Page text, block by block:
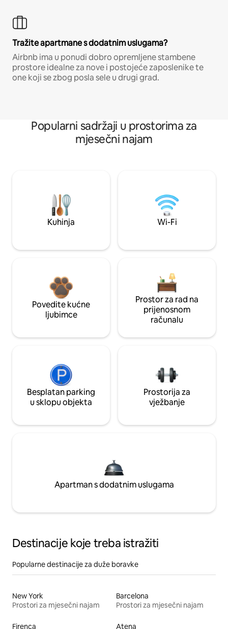
Tražite apartmane s dodatnim uslugama?
Airbnb ima u ponudi dobro opremljene stambene
prostore idealne za nove i postojeće zaposlenike te
one koji se zbog posla sele u drugi grad.
Popularni sadržaji u prostorima za
mjesečni najam
Kuhinja Wi-Fi
Povedite kućne
ljubimce
Prostor za rad na
prijenosnom
računalu
Besplatan parking
u sklopu objekta
Prostorija za
vježbanje
Apartman s dodatnim uslugama
Destinacije koje treba istražiti
Popularne destinacije za duže boravke
New York
Prostori za mjesečni najam
Barcelona
Prostori za mjesečni najam
Firenca Atena